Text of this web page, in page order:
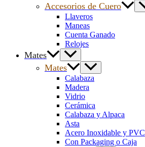
Accesorios de Cuero
Llaveros
Maneas
Cuenta Ganado
Relojes
Mates
Mates
Calabaza
Madera
Vidrio
Cerámica
Calabaza y Alpaca
Asta
Acero Inoxidable y PVC
Con Packaging o Caja